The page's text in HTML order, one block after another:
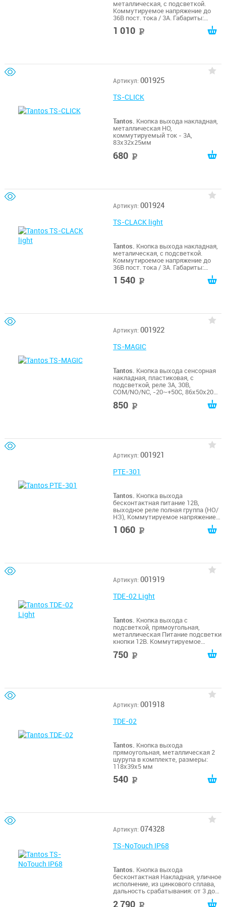
металлическая, с подсветкой.
Коммутируемое напряжение до
36В пост. тока / 3А. Габариты:
1 010
Артикул: 001925
TS-CLICK
Tantos. Кнопка выхода накладная,
металлическая НО,
коммутируемый ток - 3А,
83х32х25мм
680
Артикул: 001924
TS-CLACK light
Tantos. Кнопка выхода накладная,
металическая, с подсветкой.
Коммутироемое напряжение до
36В пост. тока / 3А. Габариты:
1 540
Артикул: 001922
TS-MAGIC
Tantos. Кнопка выхода сенсорная
накладная, пластиковая, с
подсветкой, реле 3А, 30В,
COM/NO/NC, -20~+50С, 86х50х20
цвета
850
Артикул: 001921
PTE-301
Tantos. Кнопка выхода
бесконтактная питание 12В,
выходное реле полная группа (НО/
НЗ), Коммутируемое напряжение/
постоянный ток - 30В/3А,
1 060
Артикул: 001919
TDE-02 Light
Tantos. Кнопка выхода c
подсветкой, прямоугольная,
металлическая Питание подсветки
кнопки 12В. Коммутируемое
контактов НО/НЗ. Размеры 92 x 29
750
Артикул: 001918
TDE-02
Tantos. Кнопка выхода
прямоугольная, металлическая 2
шурупа в комплекте, размеры:
118х39х5 мм
540
Артикул: 074328
TS-NoTouch IP68
Tantos. Кнопка выхода
бесконтактная Накладная, уличное
исполнение, из цинкового сплава,
дальность срабатывания: от 3 до
срабатывания реле: от 0,3 до 30
2 790